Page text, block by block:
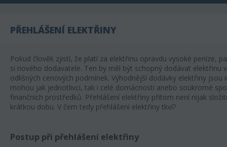
PŘEHLÁŠENÍ ELEKTŘINY
Pokud člověk zjistí, že platí za elektřinu opravdu vysoké peníze,
si nového dodavatele. Ten by měl být schopný dodávat elektřinu
odlišných cenových podmínek. Výhodnější dodávky elektřiny
mohou jak jednotlivci, tak i celé domácnosti anebo soukromé
finančních prostředků. Přehlášení elektřiny přitom není nijak
krátkou dobu. V čem tedy přehlášení elektřiny tkví?
Postup při přehlášení elektřiny